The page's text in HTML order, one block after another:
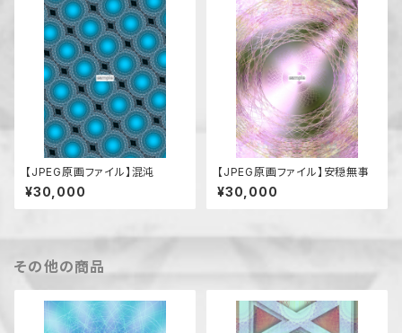
【JPEG原画ファイル】混沌
¥30,000
【JPEG原画ファイル】安穏無事
¥30,000
その他の商品